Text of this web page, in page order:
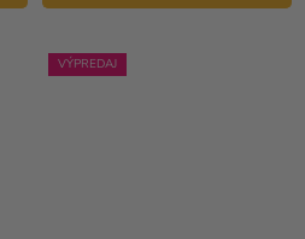
VÝPREDAJ